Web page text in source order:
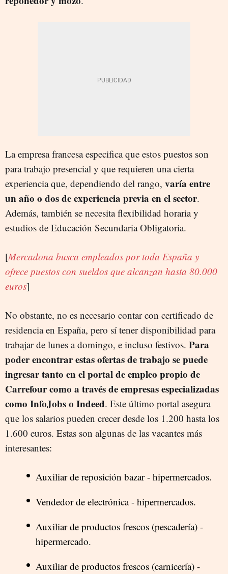
La empresa francesa especifica que estos puestos son
para trabajo presencial y que requieren una cierta
experiencia que, dependiendo del rango, varía entre
un año o dos de experiencia previa en el sector.
Además, también se necesita flexibilidad horaria y
estudios de Educación Secundaria Obligatoria.
[Mercadona busca empleados por toda España y
ofrece puestos con sueldos que alcanzan hasta 80.000
euros]
No obstante, no es necesario contar con certificado de
residencia en España, pero sí tener disponibilidad para
trabajar de lunes a domingo, e incluso festivos. Para
poder encontrar estas ofertas de trabajo se puede
ingresar tanto en el portal de empleo propio de
Carrefour como a través de empresas especializadas
como InfoJobs o Indeed. Este último portal asegura
que los salarios pueden crecer desde los 1.200 hasta los
1.600 euros. Estas son algunas de las vacantes más
interesantes:
Auxiliar de reposición bazar - hipermercados.
Vendedor de electrónica - hipermercados.
Auxiliar de productos frescos (pescadería) -
hipermercado.
Auxiliar de productos frescos (carnicería) -